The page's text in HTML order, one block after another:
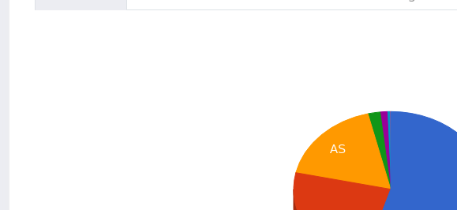
AS